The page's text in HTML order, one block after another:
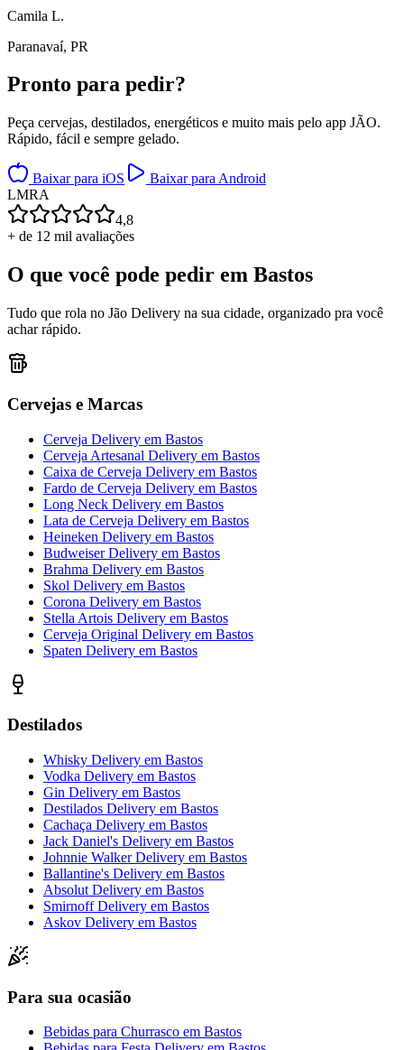
Camila L.
Paranavaí, PR
Pronto para pedir?
Peça cervejas, destilados, energéticos e muito mais pelo app JÃO.
Rápido, fácil e sempre gelado.
Baixar para iOS
Baixar para Android
LMRA
4,8
+ de 12 mil avaliações
O que você pode pedir em Bastos
Tudo que rola no Jão Delivery na sua cidade, organizado pra você
achar rápido.
Cervejas e Marcas
Cerveja Delivery em Bastos
Cerveja Artesanal Delivery em Bastos
Caixa de Cerveja Delivery em Bastos
Fardo de Cerveja Delivery em Bastos
Long Neck Delivery em Bastos
Lata de Cerveja Delivery em Bastos
Heineken Delivery em Bastos
Budweiser Delivery em Bastos
Brahma Delivery em Bastos
Skol Delivery em Bastos
Corona Delivery em Bastos
Stella Artois Delivery em Bastos
Cerveja Original Delivery em Bastos
Spaten Delivery em Bastos
Destilados
Whisky Delivery em Bastos
Vodka Delivery em Bastos
Gin Delivery em Bastos
Destilados Delivery em Bastos
Cachaça Delivery em Bastos
Jack Daniel's Delivery em Bastos
Johnnie Walker Delivery em Bastos
Ballantine's Delivery em Bastos
Absolut Delivery em Bastos
Smirnoff Delivery em Bastos
Askov Delivery em Bastos
Para sua ocasião
Bebidas para Churrasco em Bastos